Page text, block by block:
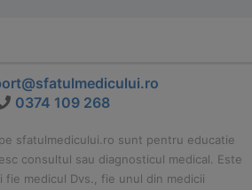
0374 109 268
sfatulmedicului.ro sunt pentru educatie
consultul sau diagnosticul medical. Este
fie medicul Dvs., fie unul din medicii